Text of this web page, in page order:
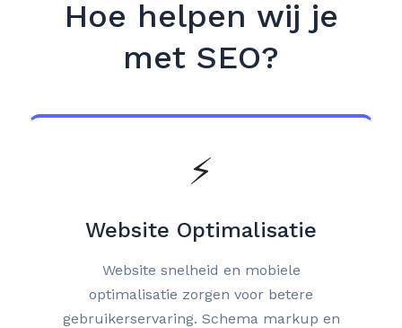
Hoe helpen wij je
met SEO?
⚡
Website Optimalisatie
Website snelheid en mobiele
optimalisatie zorgen voor betere
gebruikerservaring. Schema markup en